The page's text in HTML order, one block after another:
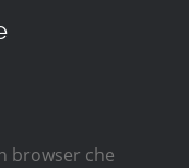
browser che